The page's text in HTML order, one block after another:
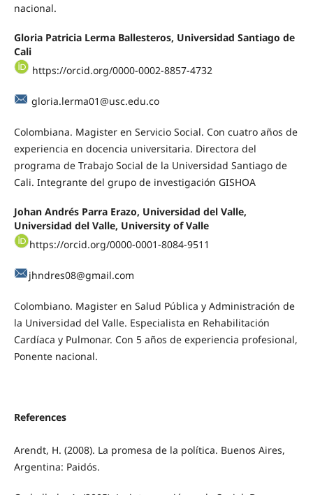
nacional.
Gloria Patricia Lerma Ballesteros, Universidad Santiago de
Cali
https://orcid.org/0000-0002-8857-4732
gloria.lerma01@usc.edu.co
Colombiana. Magister en Servicio Social. Con cuatro años de
experiencia en docencia universitaria. Directora del
programa de Trabajo Social de la Universidad Santiago de
Cali. Integrante del grupo de investigación GISHOA
Johan Andrés Parra Erazo, Universidad del Valle,
Universidad del Valle, University of Valle
https://orcid.org/0000-0001-8084-9511
jhndres08@gmail.com
Colombiano. Magister en Salud Pública y Administración de
la Universidad del Valle. Especialista en Rehabilitación
Cardíaca y Pulmonar. Con 5 años de experiencia profesional,
Ponente nacional.
References
Arendt, H. (2008). La promesa de la política. Buenos Aires,
Argentina: Paidós.